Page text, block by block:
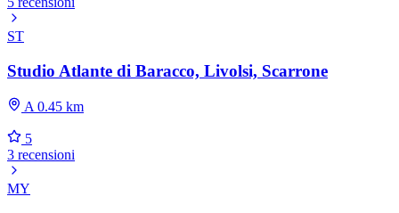
ST
Studio Atlante di Baracco, Livolsi, Scarrone
A 0.45 km
5
3 recensioni
MY